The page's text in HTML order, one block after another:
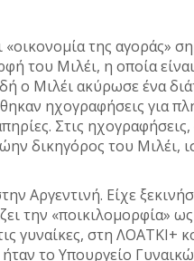
της αγοράς»
του Μιλέι, η οποία
ο Μιλέι ακύρωσε ένα
ηχογραφήσεις για
Στις
δικηγόρος του Μιλέι,
Αργεντινή. Είχε
την «ποικιλομορφία»
γυναίκες, στη ΛΟΑΤΚΙ+
το Υπουργείο